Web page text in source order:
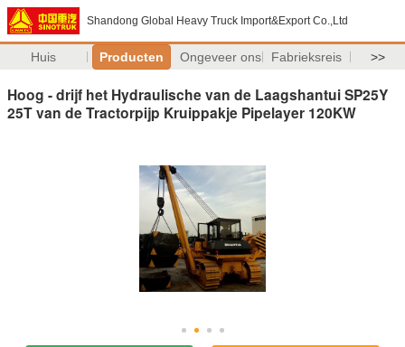
Shandong Global Heavy Truck Import&Export Co.,Ltd
Huis Producten Ongeveer ons Fabrieksreis >>
Hoog - drijf het Hydraulische van de Laagshantui SP25Y
25T van de Tractorpijp Kruippakje Pipelayer 120KW